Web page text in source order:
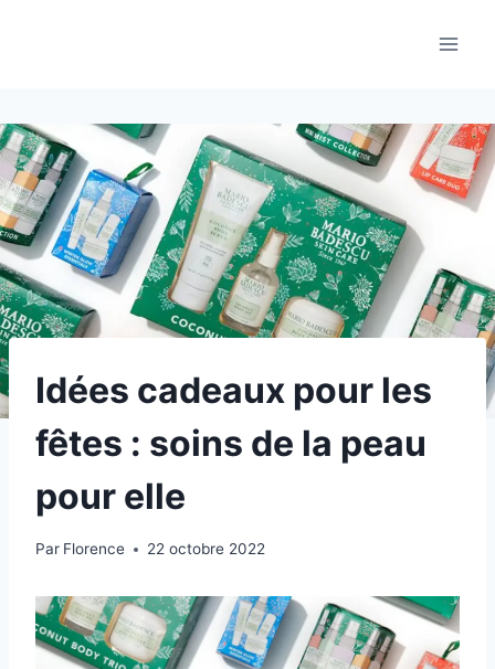
Idées cadeaux pour les
fêtes : soins de la peau
pour elle
Par Florence 22 octobre 2022